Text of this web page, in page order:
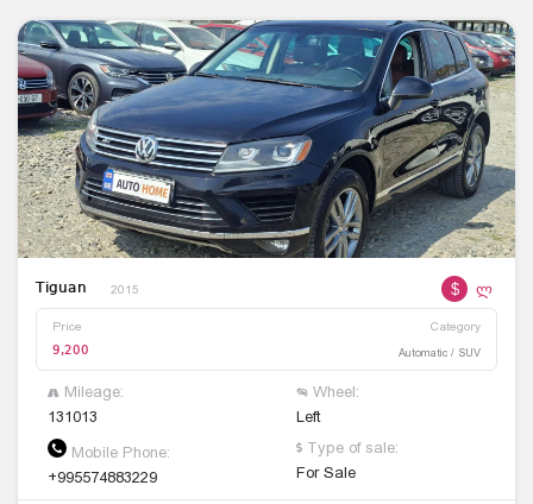
Tiguan 2015 $ ლ
Price Category
9,200 Automatic / SUV
Mileage:
131013
Wheel:
Left
Mobile Phone:
+995574883229
Type of sale:
For Sale